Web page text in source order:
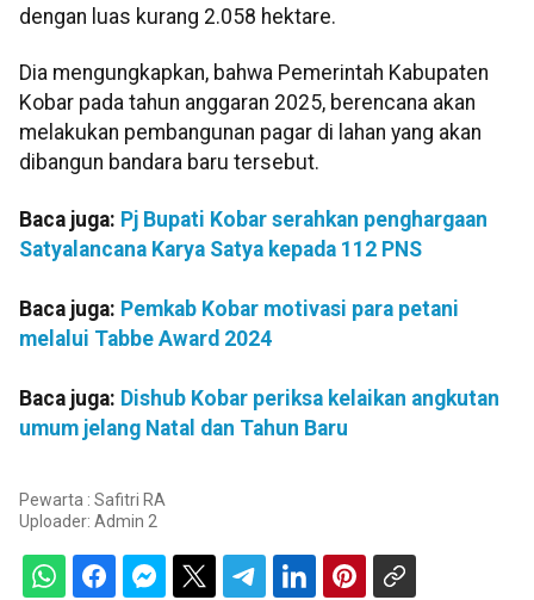
dengan luas kurang 2.058 hektare.
Dia mengungkapkan, bahwa Pemerintah Kabupaten
Kobar pada tahun anggaran 2025, berencana akan
melakukan pembangunan pagar di lahan yang akan
dibangun bandara baru tersebut.
Baca juga: Pj Bupati Kobar serahkan penghargaan
Satyalancana Karya Satya kepada 112 PNS
Baca juga: Pemkab Kobar motivasi para petani
melalui Tabbe Award 2024
Baca juga: Dishub Kobar periksa kelaikan angkutan
umum jelang Natal dan Tahun Baru
Pewarta : Safitri RA
Uploader: Admin 2